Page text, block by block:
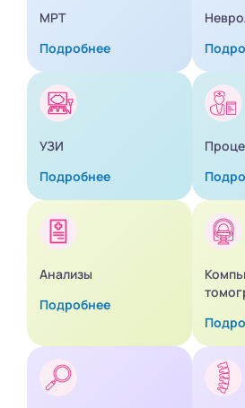
МРТ
Подробнее
УЗИ
Подробнее
Анализы
Подробнее